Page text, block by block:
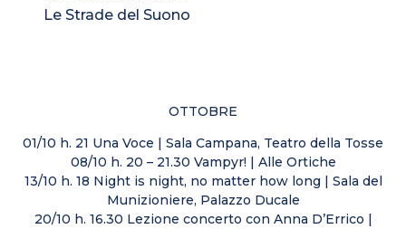
Le Strade del Suono
OTTOBRE
01/10 h. 21 Una Voce | Sala Campana, Teatro della Tosse
08/10 h. 20 – 21.30 Vampyr! | Alle Ortiche
13/10 h. 18 Night is night, no matter how long | Sala del
Munizioniere, Palazzo Ducale
20/10 h. 16.30 Lezione concerto con Anna D’Errico |